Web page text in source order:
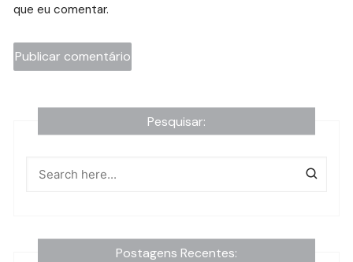
que eu comentar.
Pesquisar:
Postagens Recentes: